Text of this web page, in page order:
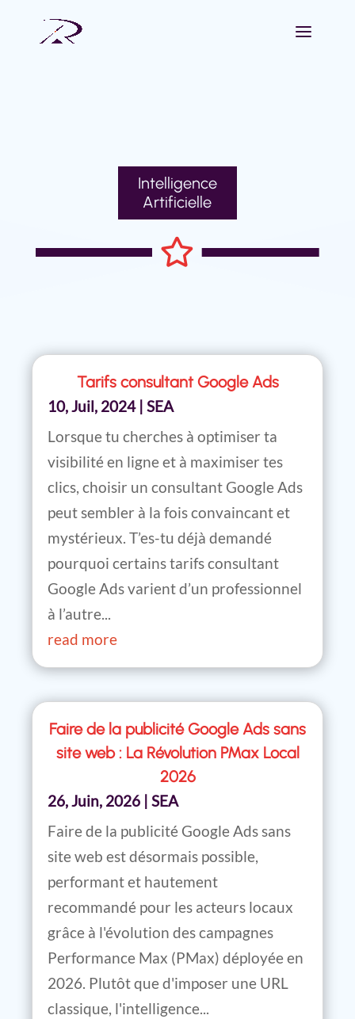
Intelligence
Artificielle

Tarifs consultant Google Ads
10, Juil, 2024| SEA
Lorsque tu cherches à optimiser ta
visibilité en ligne et à maximiser tes
clics, choisir un consultant Google Ads
peut sembler à la fois convaincant et
mystérieux. T’es-tu déjà demandé
pourquoi certains tarifs consultant
Google Ads varient d’un professionnel
à l’autre...
read more
Faire de la publicité Google Ads sans
site web : La Révolution PMax Local
2026
26, Juin, 2026 | SEA
Faire de la publicité Google Ads sans
site web est désormais possible,
performant et hautement
recommandé pour les acteurs locaux
grâce à l'évolution des campagnes
Performance Max (PMax) déployée en
2026. Plutôt que d'imposer une URL
classique, l'intelligence...